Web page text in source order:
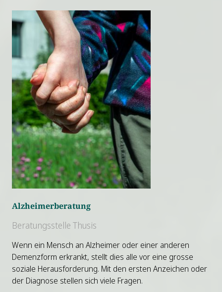
Alzheimerberatung
Beratungsstelle Thusis
Wenn ein Mensch an Alzheimer oder einer anderen
Demenzform erkrankt, stellt dies alle vor eine grosse
soziale Herausforderung. Mit den ersten Anzeichen oder
der Diagnose stellen sich viele Fragen.